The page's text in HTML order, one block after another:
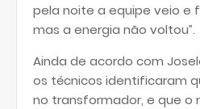
pela noite a equipe veio e
mas a energia não voltou”.
Ainda de acordo com
os técnicos identificaram
no transformador, e que o